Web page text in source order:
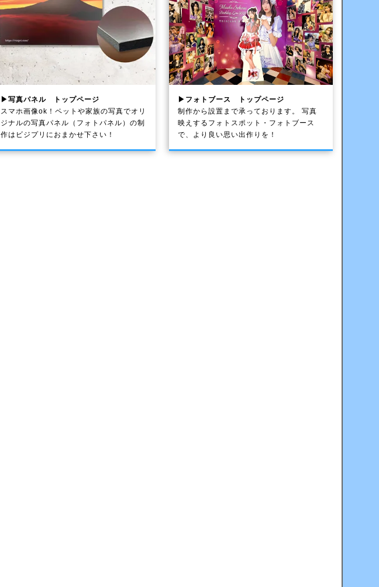
▶写真パネル トップページ
スマホ画像ok！ペットや家族の写真でオリ
ジナルの写真パネル（フォトパネル）の制
作はビジプリにおまかせ下さい！
▶フォトブース トップページ
制作から設置まで承っております。 写真
映えするフォトスポット・フォトブース
で、より良い思い出作りを！